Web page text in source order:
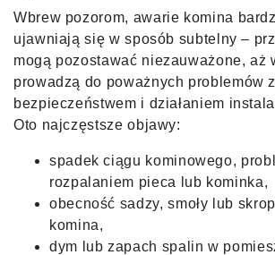
Wbrew pozorom, awarie komina
ujawniają się w sposób subtelny –
mogą pozostawać niezauważone, aż
prowadzą do poważnych problemów z
bezpieczeństwem i działaniem
Oto najczęstsze objawy:
spadek ciągu kominowego,
rozpalaniem pieca lub kominka,
obecność sadzy, smoły lub
komina,
dym lub zapach spalin w